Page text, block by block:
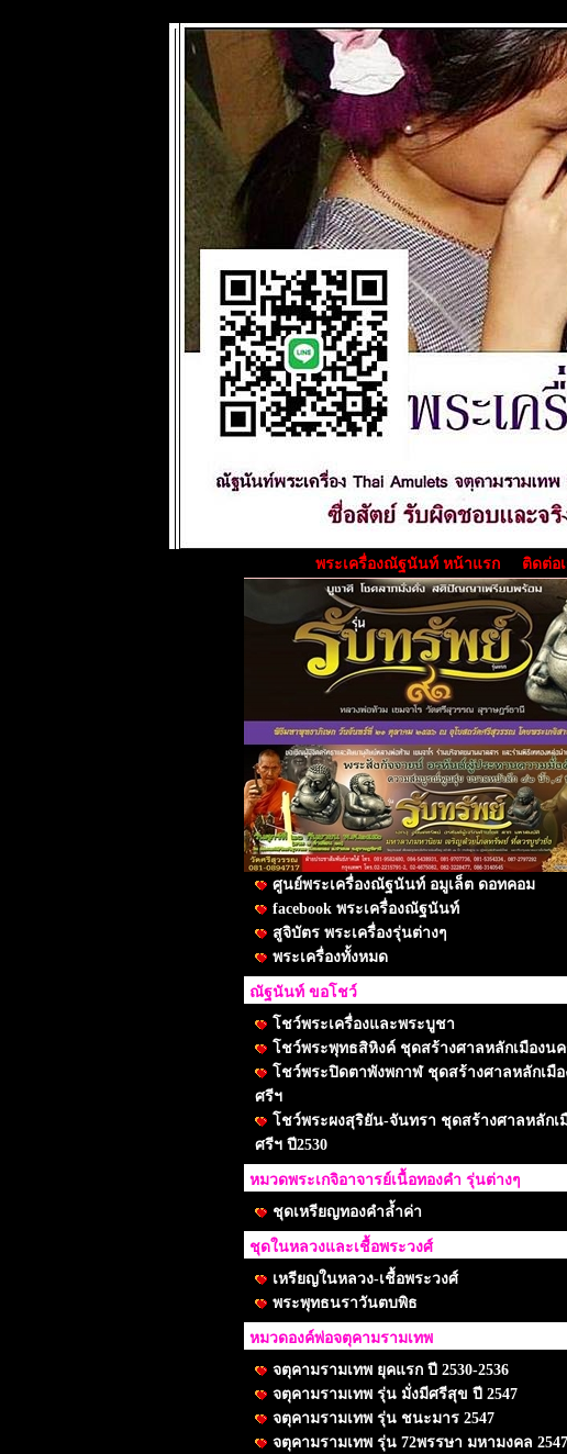
พระเครื่องณัฐนันท์ หน้าแรก ติดต่อ
ศูนย์พระเครื่องณัฐนันท์ อมูเล็ต ดอทคอม
facebook พระเครื่องณัฐนันท์
สูจิบัตร พระเครื่องรุ่นต่างๆ
พระเครื่องทั้งหมด
ณัฐนันท์ ขอโชว์
โชว์พระเครื่องและพระบูชา
โชว์พระพุทธสิหิงค์ ชุดสร้างศาลหลักเมืองน
โชว์พระปิดตาพังพกาฬ ชุดสร้างศาลหลักเมื
ศรีฯ
โชว์พระผงสุริยัน-จันทรา ชุดสร้างศาลหลักเ
ศรีฯ ปี2530
หมวดพระเกจิอาจารย์เนื้อทองคำ รุ่นต่างๆ
ชุดเหรียญทองคำล้ำค่า
ชุดในหลวงและเชื้อพระวงศ์
เหรียญในหลวง-เชื้อพระวงศ์
พระพุทธนราวันตบพิธ
หมวดองค์พ่อจตุคามรามเทพ
จตุคามรามเทพ ยุคแรก ปี 2530-2536
จตุคามรามเทพ รุ่น มั่งมีศรีสุข ปี 2547
จตุคามรามเทพ รุ่น ชนะมาร 2547
จตุคามรามเทพ รุ่น 72พรรษา มหามงคล 2547